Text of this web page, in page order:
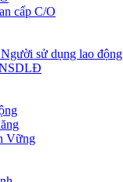
cấp C/O
sử dụng lao động
NSDLĐ
Vững